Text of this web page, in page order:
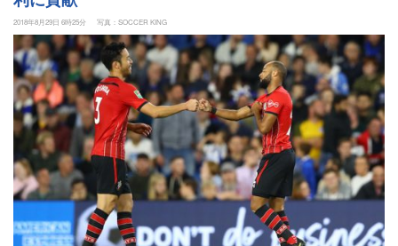
2018年8月29日 6時25分 写真：SOCCER KING